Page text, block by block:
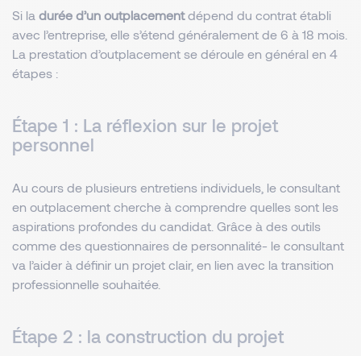
Si la durée d’un outplacementdépend du contrat établi
avec l’entreprise, elle s’étend généralement de 6 à 18 mois.
La prestation d’outplacement se déroule en général en 4
étapes :
Étape 1 : La réflexion sur le projet
personnel
Au cours de plusieurs entretiens individuels, le consultant
en outplacement cherche à comprendre quelles sont les
aspirations profondes du candidat. Grâce à des outils
comme des questionnaires de personnalité- le consultant
va l’aider à définir un projet clair, en lien avec la transition
professionnelle souhaitée.
Étape 2 : la construction du projet